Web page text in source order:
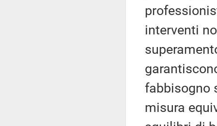
interventi
fabbisogno
misura